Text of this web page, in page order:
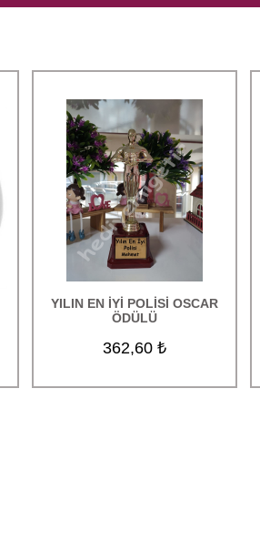
YILIN EN İYİ POLİSİ OSCAR
ÖDÜLÜ
362,60 ₺